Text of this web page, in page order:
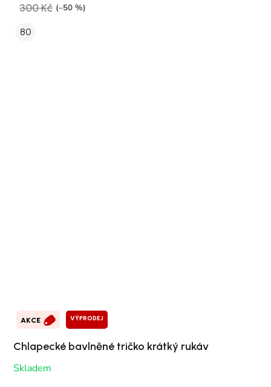
300 Kč (–50 %)
80
AKCE VÝPRODEJ
Chlapecké bavlněné tričko krátký rukáv
Skladem